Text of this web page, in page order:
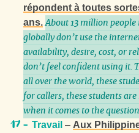
répondent à toutes
ans. About 13 million
globally don’t use the
availability, desire, cost, or
don’t feel confident using it.
all over the world, these
for callers, these students
when it comes to the
Travail – Aux